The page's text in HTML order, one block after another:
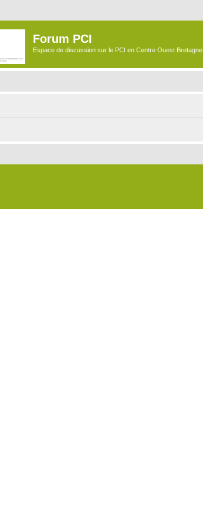
Forum PCI
Espace de discussion sur le PCI en Centre Ouest Bretagne